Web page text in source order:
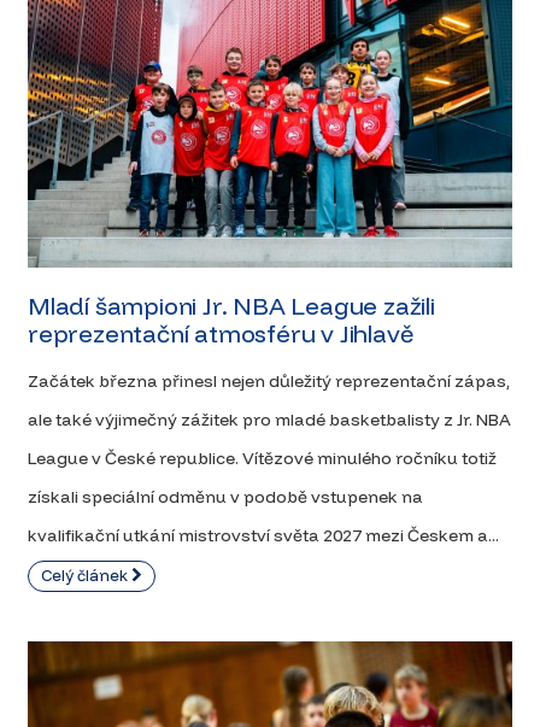
Mladí šampioni Jr. NBA League zažili
reprezentační atmosféru v Jihlavě
Začátek března přinesl nejen důležitý reprezentační zápas,
ale také výjimečný zážitek pro mladé basketbalisty z Jr. NBA
League v České republice. Vítězové minulého ročníku totiž
získali speciální odměnu v podobě vstupenek na
kvalifikační utkání mistrovství světa 2027 mezi Českem a...
Celý článek